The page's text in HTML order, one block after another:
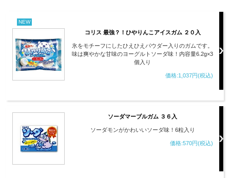
NEW
コリス 最強？！ひやりんこアイスガム ２０入
氷をモチーフにしたひえひえパウダー入りのガムです。
味は爽やかな甘味のヨーグルトソーダ味！内容量6.2g×3
個入り
価格:1,037円(税込)
ソーダマーブルガム ３６入
ソーダモンがかわいいソーダ味！6粒入り
価格:570円(税込)